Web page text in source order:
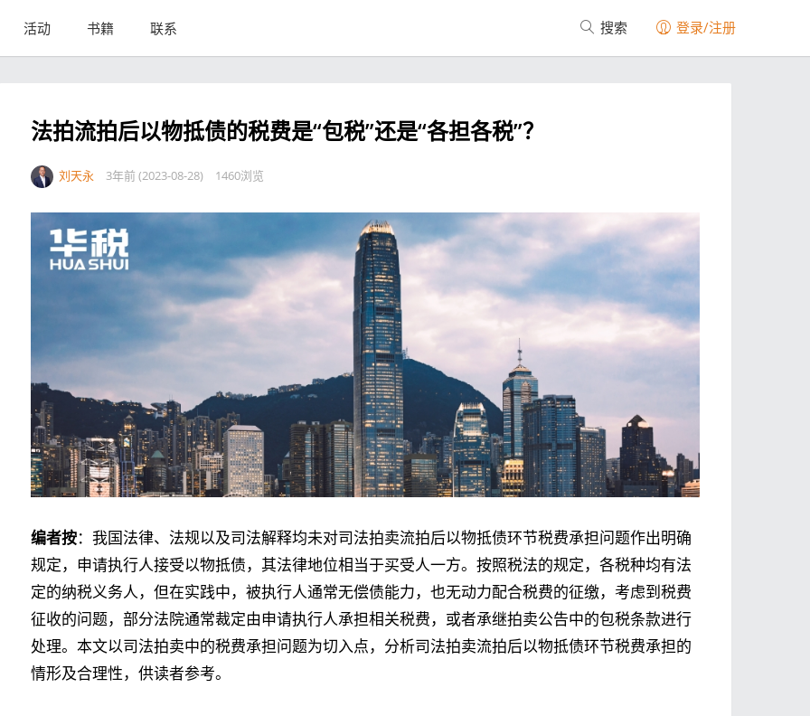
活动 书籍 联系 搜索 登录/注册
法拍流拍后以物抵债的税费是“包税”还是“各担各税”？
刘天永 3年前 (2023-08-28) 1460浏览
编者按：我国法律、法规以及司法解释均未对司法拍卖流拍后以物抵债环节税费承担问题作出明确
规定，申请执行人接受以物抵债，其法律地位相当于买受人一方。按照税法的规定，各税种均有法
定的纳税义务人，但在实践中，被执行人通常无偿债能力，也无动力配合税费的征缴，考虑到税费
征收的问题，部分法院通常裁定由申请执行人承担相关税费，或者承继拍卖公告中的包税条款进行
处理。本文以司法拍卖中的税费承担问题为切入点，分析司法拍卖流拍后以物抵债环节税费承担的
情形及合理性，供读者参考。